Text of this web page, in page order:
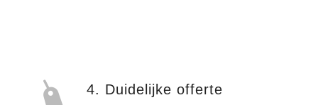
4. Duidelijke offerte